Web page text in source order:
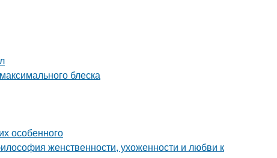
блеска
особенного
женственности, ухоженности и любви к